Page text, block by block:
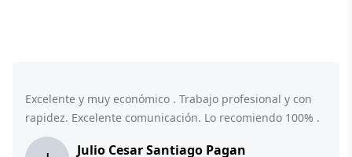
Excelente y muy económico . Trabajo profesional y con
rapidez. Excelente comunicación. Lo recomiendo 100% .
Julio Cesar Santiago Pagan